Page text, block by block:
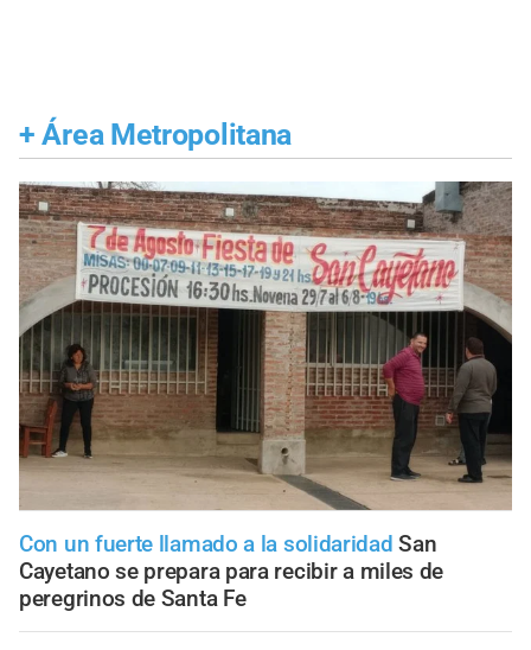
+ Área Metropolitana
Con un fuerte llamado a la solidaridad San
Cayetano se prepara para recibir a miles de
peregrinos de Santa Fe